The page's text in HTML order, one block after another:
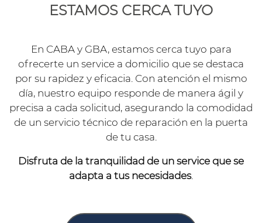
ESTAMOS CERCA TUYO
En CABA y GBA, estamos cerca tuyo para
ofrecerte un service a domicilio que se destaca
por su rapidez y eficacia. Con atención el mismo
día, nuestro equipo responde de manera ágil y
precisa a cada solicitud, asegurando la comodidad
de un servicio técnico de reparación en la puerta
de tu casa.
Disfruta de la tranquilidad de un service que se
adapta a tus necesidades.